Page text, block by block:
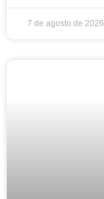
7 de agosto de 2026